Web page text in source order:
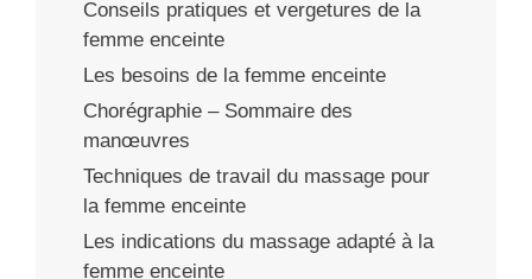
Conseils pratiques et vergetures de la
femme enceinte
Les besoins de la femme enceinte
Chorégraphie – Sommaire des
manœuvres
Techniques de travail du massage pour
la femme enceinte
Les indications du massage adapté à la
femme enceinte